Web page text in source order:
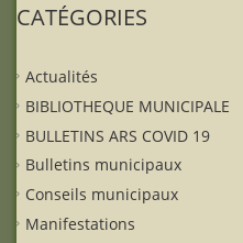
CATÉGORIES
Actualités
BIBLIOTHEQUE MUNICIPALE
BULLETINS ARS COVID 19
Bulletins municipaux
Conseils municipaux
Manifestations